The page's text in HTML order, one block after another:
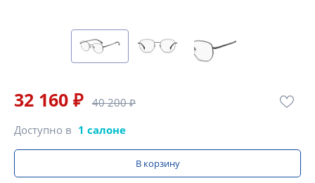
32 160 ₽ 40 200 ₽
Доступно в 1 салоне
В корзину